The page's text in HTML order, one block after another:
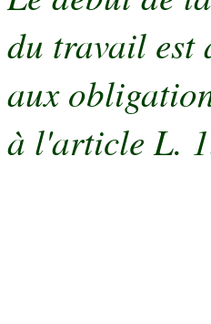
du travail est
aux
à l'article L.